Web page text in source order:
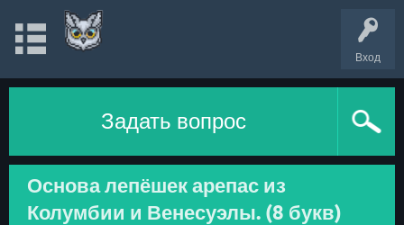
Вход
Задать вопрос
Основа лепёшек арепас из
Колумбии и Венесуэлы. (8 букв)